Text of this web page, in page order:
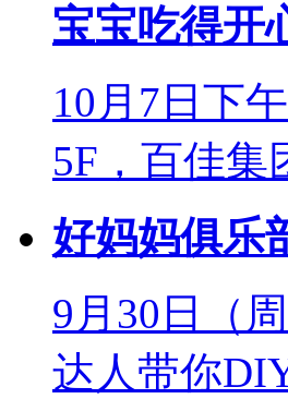
宝宝吃得开
10月7日下
5F，百佳集
好妈妈俱乐
9月30日（
达人带你